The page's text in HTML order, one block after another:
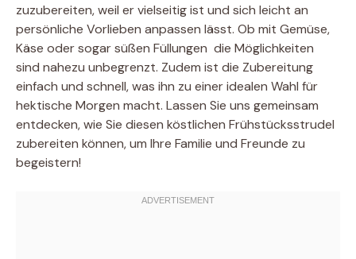
zuzubereiten, weil er vielseitig ist und sich leicht an
persönliche Vorlieben anpassen lässt. Ob mit Gemüse,
Käse oder sogar süßen Füllungen  die Möglichkeiten
sind nahezu unbegrenzt. Zudem ist die Zubereitung
einfach und schnell, was ihn zu einer idealen Wahl für
hektische Morgen macht. Lassen Sie uns gemeinsam
entdecken, wie Sie diesen köstlichen Frühstücksstrudel
zubereiten können, um Ihre Familie und Freunde zu
begeistern!